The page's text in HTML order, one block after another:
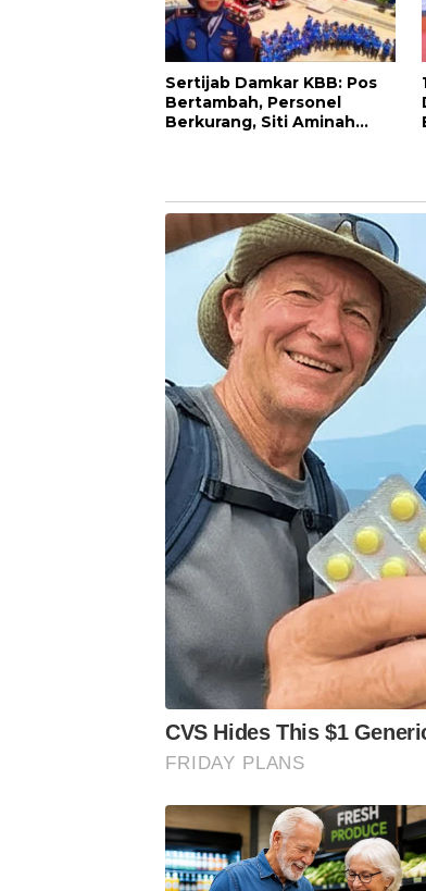
Sertijab Damkar KBB: Pos
Bertambah, Personel
Berkurang, Siti Aminah